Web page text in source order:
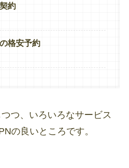
約
格安予約
つ、いろいろなサービス
の良いところです。